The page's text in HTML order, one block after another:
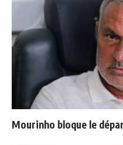
Mourinho bloque le